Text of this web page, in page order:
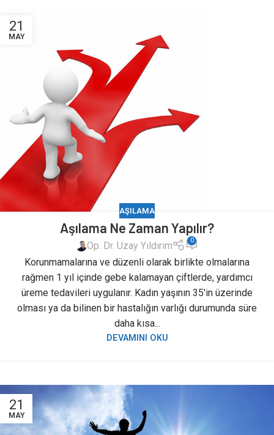
21
MAY
AŞILAMA
Aşılama Ne Zaman Yapılır?
Op. Dr. Uzay Yıldırım 0
Korunmamalarına ve düzenli olarak birlikte olmalarına
rağmen 1 yıl içinde gebe kalamayan çiftlerde, yardımcı
üreme tedavileri uygulanır. Kadın yaşının 35'in üzerinde
olması ya da bilinen bir hastalığın varlığı durumunda süre
daha kısa...
DEVAMINI OKU
21
MAY